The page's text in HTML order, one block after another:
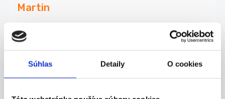
Súhlas Detaily O cookies
Martin
P. J. Servis, s. r. o.